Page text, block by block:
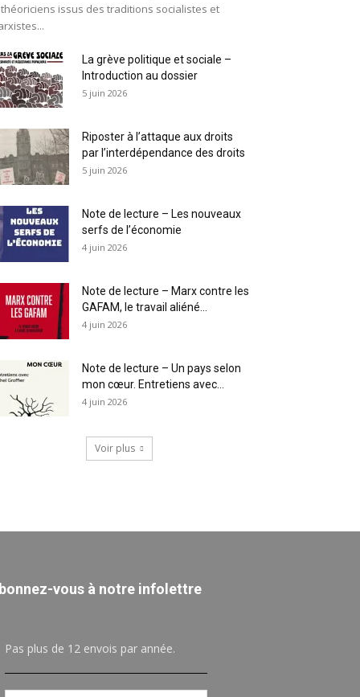
issus des traditions socialistes et
La grève politique et sociale –
Introduction au dossier
5 juin 2026
Riposter à l’attaque aux droits
par l’interdépendance des droits
5 juin 2026
Note de lecture – Les nouveaux
serfs de l’économie
4 juin 2026
Note de lecture – Marx contre les
GAFAM, le travail aliéné...
4 juin 2026
Note de lecture – Un pays selon
mon cœur. Entretiens avec...
4 juin 2026
Voir plus
vous à notre infolettre
Pas plus de 12 envois par année.